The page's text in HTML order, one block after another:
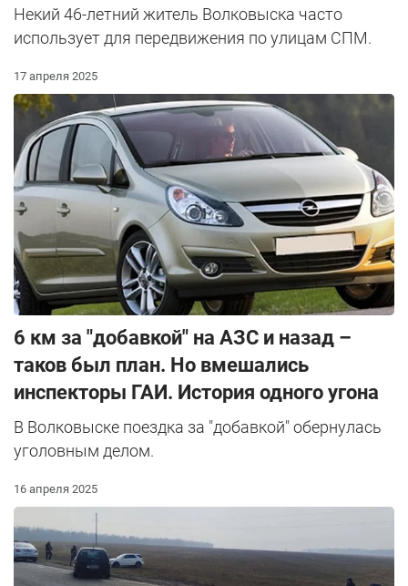
Некий 46-летний житель Волковыска часто
использует для передвижения по улицам СПМ.
17 апреля 2025
6 км за "добавкой" на АЗС и назад –
таков был план. Но вмешались
инспекторы ГАИ. История одного угона
В Волковыске поездка за "добавкой" обернулась
уголовным делом.
16 апреля 2025